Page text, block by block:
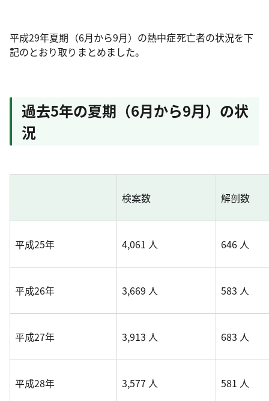
平成29年夏期（6月から9月）の熱中症死亡者の状況を下
記のとおり取りまとめました。
過去5年の夏期（6月から9月）の状
況
検案数 解剖数
平成25年 4,061 人 646 人
平成26年 3,669 人 583 人
平成27年 3,913 人 683 人
平成28年 3,577 人 581 人